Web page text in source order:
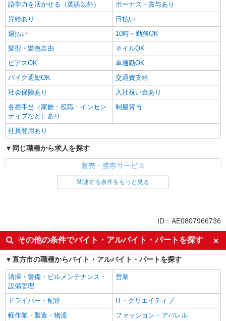
語学力を活かせる（英語以外）
ボーナス・賞与あり
昇給あり
日払い
週払い
10時～勤務OK
髪型・髪色自由
ネイルOK
ピアスOK
車通勤OK
バイク通勤OK
交通費支給
社会保険あり
入社祝い金あり
各種手当（家族・役職・インセン
ティブなど）あり
制服貸与
社員登用あり
同じ職種から求人を探す
販売・接客サービス
同じ特徴から求人を探す
日払い
車通勤OK
交通費支給
社会保険あり
社員登用あり
関連する条件をもっと見る
ID：AE0807966736
その他の条件でバイト・アルバイト・パートを探す
直方市の職種からバイト・アルバイト・パートを探す
清掃・警備・ビルメンテナンス・
設備管理
営業
ドライバー・配達
IT・クリエイティブ
軽作業・製造・物流
ファッション・アパレル